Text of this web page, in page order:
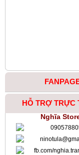
HỖ TRỢ TRỰC
Nghĩa
fb.com/